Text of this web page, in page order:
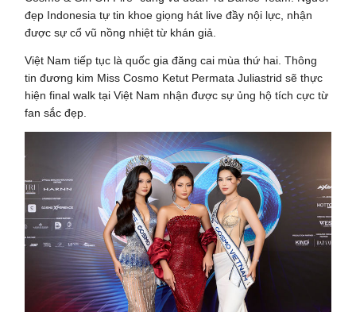
đẹp Indonesia tự tin khoe giọng hát live đầy nội lực, nhận
được sự cổ vũ nồng nhiệt từ khán giả.
Việt Nam tiếp tục là quốc gia đăng cai mùa thứ hai. Thông
tin đương kim Miss Cosmo Ketut Permata Juliastrid sẽ thực
hiện final walk tại Việt Nam nhận được sự ủng hộ tích cực từ
fan sắc đẹp.